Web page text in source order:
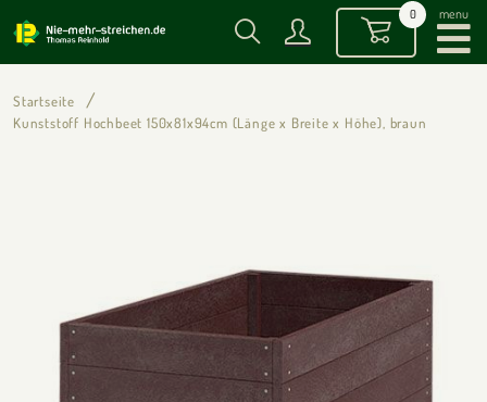
0 menu
Startseite
Kunststoff Hochbeet 150x81x94cm (Länge x Breite x Höhe), braun